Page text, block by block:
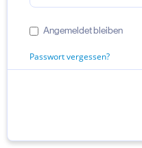
Angemeldet bleiben
Passwort vergessen?